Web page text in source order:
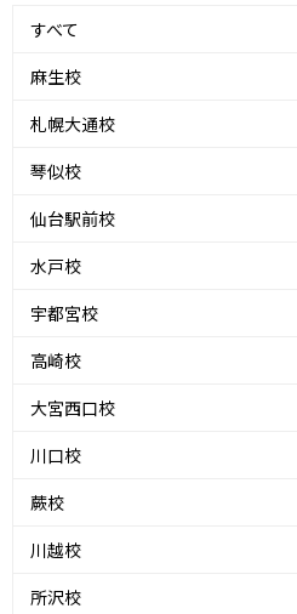
すべて
麻生校
札幌大通校
琴似校
仙台駅前校
水戸校
宇都宮校
高崎校
大宮西口校
川口校
蕨校
川越校
所沢校